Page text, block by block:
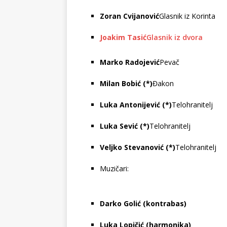
Zoran CvijanovićGlasnik iz Korinta
Joakim TasićGlasnik iz dvora
Marko RadojevićPevač
Milan Bobić (*)Đakon
Luka Antonijević (*)Telohranitelj
Luka Sević (*)Telohranitelj
Veljko Stevanović (*)Telohranitelj
Muzičari:
Darko Golić (kontrabas)
Luka Lopičić (harmonika)